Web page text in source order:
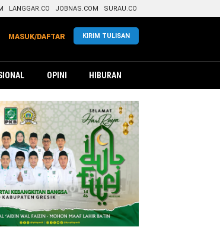
LANGGAR.CO JOBNAS.COM SURAU.CO
KIRIM TULISAN
MASUK/DAFTAR
OPINI HIBURAN